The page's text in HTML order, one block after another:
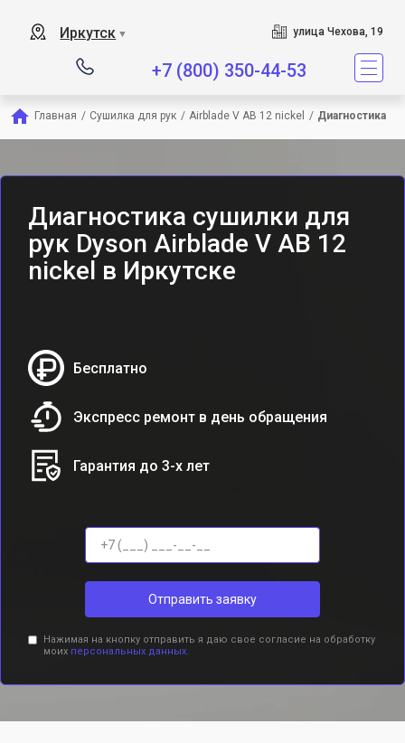
Иркутск ▼ улица Чехова, 19
+7 (800) 350-44-53
Главная / Сушилка для рук / Airblade V AB 12 nickel / Диагностика
Диагностика сушилки для
рук Dyson Airblade V AB 12
nickel в Иркутске
Бесплатно
Экспресс ремонт в день обращения
Гарантия до 3-х лет
Отправить заявку
Нажимая на кнопку отправить я даю свое согласие на обработку
моих персональных данных.